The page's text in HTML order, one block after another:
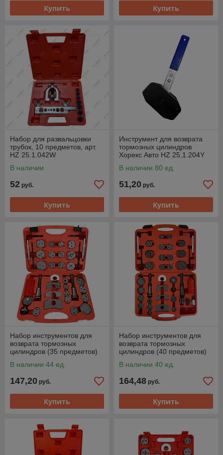
Купить Купить
Набор для развальцовки
трубок, 10 предметов, арт.
HZ 25.1.042W
В наличии
52 руб.
Купить
Инструмент для возврата
тормозных цилиндров
Хорекс Авто HZ 25.1.204Y
В наличии 80 ед.
51,20 руб.
Купить
Набор инструментов для
возврата тормозных
цилиндров (35 предметов)
В наличии 44 ед.
147,20 руб.
Купить
Набор инструментов для
возврата тормозных
цилиндров (40 предметов)
В наличии 40 ед.
164,48 руб.
Купить